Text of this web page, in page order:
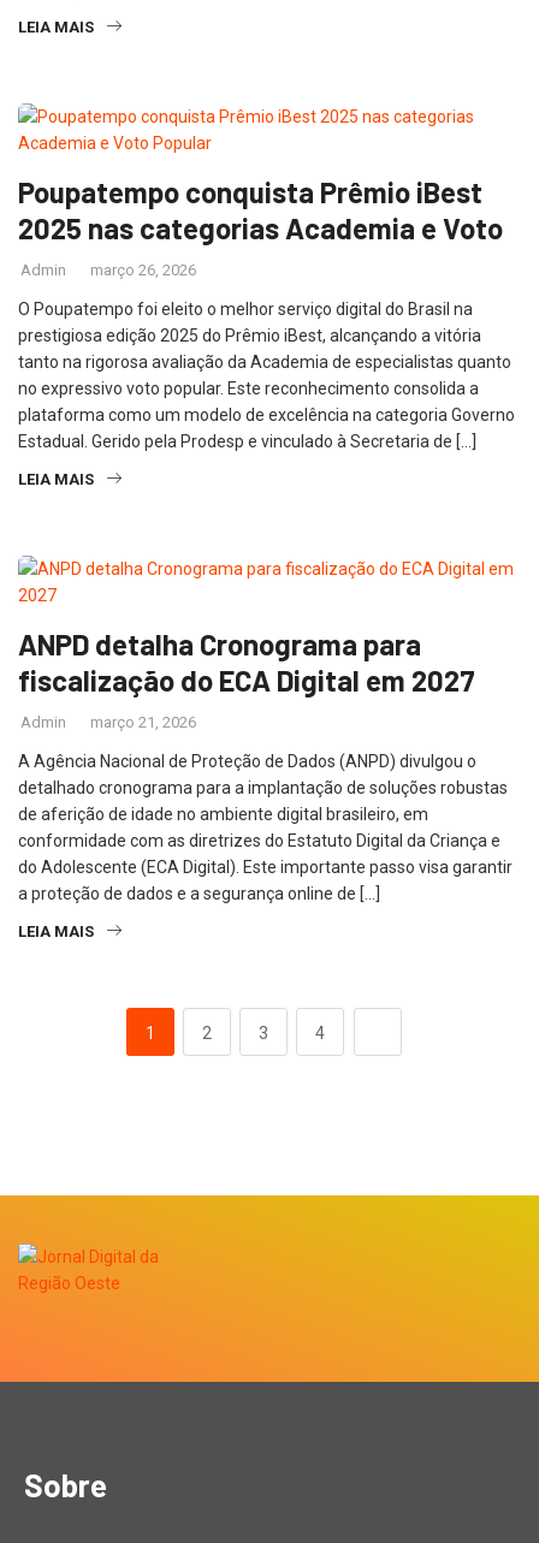
LEIA MAIS
Poupatempo conquista Prêmio iBest
2025 nas categorias Academia e Voto
Admin março 26, 2026
O Poupatempo foi eleito o melhor serviço digital do Brasil na
prestigiosa edição 2025 do Prêmio iBest, alcançando a vitória
tanto na rigorosa avaliação da Academia de especialistas quanto
no expressivo voto popular. Este reconhecimento consolida a
plataforma como um modelo de excelência na categoria Governo
Estadual. Gerido pela Prodesp e vinculado à Secretaria de […]
LEIA MAIS
ANPD detalha Cronograma para
fiscalização do ECA Digital em 2027
Admin março 21, 2026
A Agência Nacional de Proteção de Dados (ANPD) divulgou o
detalhado cronograma para a implantação de soluções robustas
de aferição de idade no ambiente digital brasileiro, em
conformidade com as diretrizes do Estatuto Digital da Criança e
do Adolescente (ECA Digital). Este importante passo visa garantir
a proteção de dados e a segurança online de […]
LEIA MAIS
1 2 3 4
Sobre